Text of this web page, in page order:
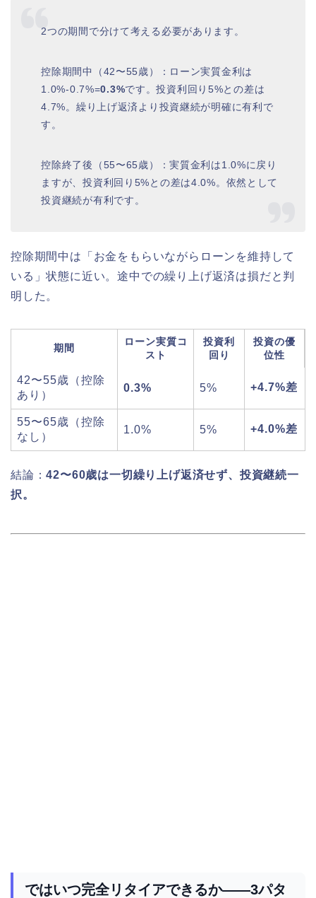
2つの期間で分けて考える必要があります。
控除期間中（42〜55歳）：ローン実質金利は
1.0%-0.7%=0.3%です。投資利回り5%との差は
4.7%。繰り上げ返済より投資継続が明確に有利で
す。
控除終了後（55〜65歳）：実質金利は1.0%に戻り
ますが、投資利回り5%との差は4.0%。依然として
投資継続が有利です。
控除期間中は「お金をもらいながらローンを維持して
いる」状態に近い。途中での繰り上げ返済は損だと判
明した。
期間
ローン実質コ
スト
投資利
回り
投資の優
位性
42〜55歳（控除
あり）
0.3% 5% +4.7%差
55〜65歳（控除
なし）
1.0% 5% +4.0%差
結論：42〜60歳は一切繰り上げ返済せず、投資継続一
択。
ではいつ完全リタイアできるか——3パタ